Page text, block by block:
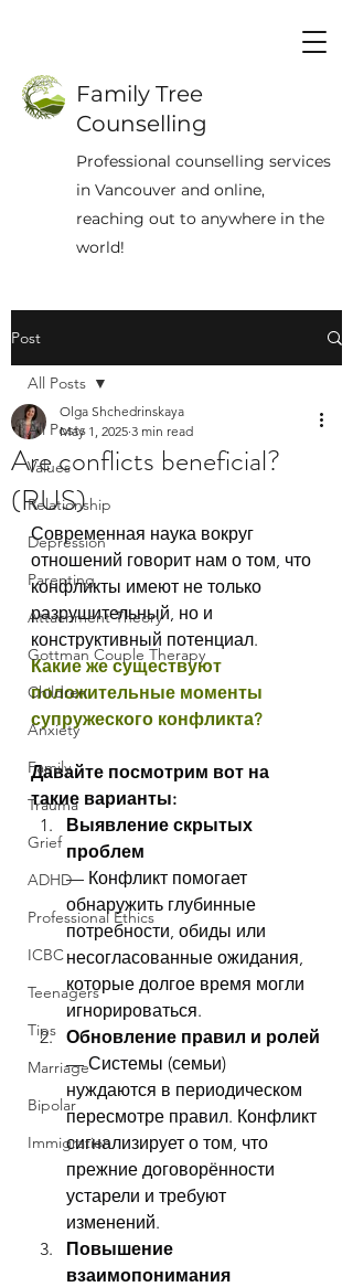
Family Tree
Counselling
Professional counselling services
in Vancouver and online,
reaching out to anywhere in the
world!
Post
All Posts
Values
Relationship
Depression
Parenting
Attachment Theory
Gottman Couple Therapy
Children
Anxiety
Family
Trauma
Grief
ADHD
Professional Ethics
ICBC
Teenagers
Tips
Marriage
Bipolar
Immigration
All Posts
Are conflicts beneficial?
(RUS)
Olga Shchedrinskaya
May 1, 2025 3 min read
Современная наука вокруг
отношений говорит нам о том, что
конфликты имеют не только
разрушительный, но и
конструктивный потенциал.
​Какие же существуют
положительные моменты
супружеского конфликта​?
Давайте посмотрим вот на
такие варианты:
Выявление скрытых
проблем
— Конфликт помогает
обнаружить глубинные
потребности, обиды или
несогласованные ожидания,
которые долгое время могли
игнорироваться.
Обновление правил и ролей
— Системы (семьи)
нуждаются в периодическом
пересмотре правил. Конфликт
сигнализирует о том, что
прежние договорённости
устарели и требуют
изменений.
Повышение
взаимопонимания